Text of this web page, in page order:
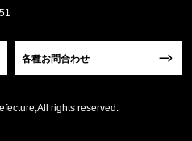
各種お問合わせ
rights reserved.